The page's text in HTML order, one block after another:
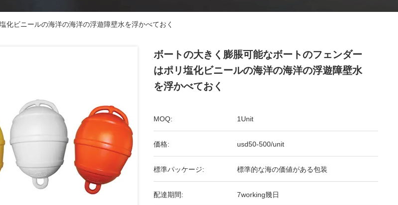
化ビニールの海洋の海洋の浮遊障壁水を浮かべておく
ボートの大きく膨脹可能なボートのフェンダー
はポリ塩化ビニールの海洋の海洋の浮遊障壁水
を浮かべておく
MOQ: 1Unit
価格: usd50-500/unit
標準パッケージ: 標準的な海の価値がある包装
配達期間: 7working幾日